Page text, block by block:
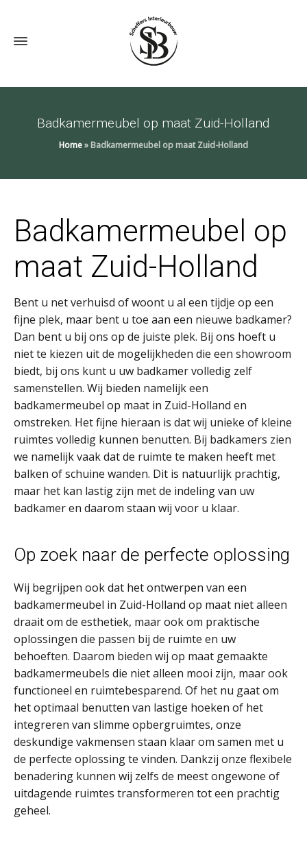
Badkamermeubel op maat Zuid-Holland
Home»Badkamermeubel op maat Zuid-Holland
Badkamermeubel op
maat Zuid-Holland
Bent u net verhuisd of woont u al een tijdje op een
fijne plek, maar bent u toe aan een nieuwe badkamer?
Dan bent u bij ons op de juiste plek. Bij ons hoeft u
niet te kiezen uit de mogelijkheden die een showroom
biedt, bij ons kunt u uw badkamer volledig zelf
samenstellen. Wij bieden namelijk een
badkamermeubel op maat in Zuid-Holland en
omstreken. Het fijne hieraan is dat wij unieke of kleine
ruimtes volledig kunnen benutten. Bij badkamers zien
we namelijk vaak dat de ruimte te maken heeft met
balken of schuine wanden. Dit is natuurlijk prachtig,
maar het kan lastig zijn met de indeling van uw
badkamer en daarom staan wij voor u klaar.
Op zoek naar de perfecte oplossing
Wij begrijpen ook dat het ontwerpen van een
badkamermeubel in Zuid-Holland op maat niet alleen
draait om de esthetiek, maar ook om praktische
oplossingen die passen bij de ruimte en uw
behoeften. Daarom bieden wij op maat gemaakte
badkamermeubels die niet alleen mooi zijn, maar ook
functioneel en ruimtebesparend. Of het nu gaat om
het optimaal benutten van lastige hoeken of het
integreren van slimme opbergruimtes, onze
deskundige vakmensen staan klaar om samen met u
de perfecte oplossing te vinden. Dankzij onze flexibele
benadering kunnen wij zelfs de meest ongewone of
uitdagende ruimtes transformeren tot een prachtig
geheel.